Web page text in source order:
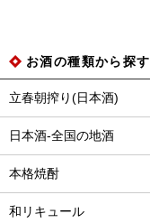
お酒の種類から探す
立春朝搾り(日本酒)
日本酒-全国の地酒
本格焼酎
和リキュール